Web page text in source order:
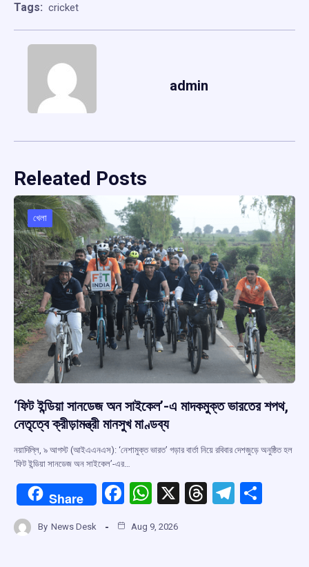
Tags: cricket
admin
Releated Posts
খেলা
‘ফিট ইন্ডিয়া সানডেজ অন সাইকেল’-এ মাদকমুক্ত ভারতের শপথ,
নেতৃত্বে ক্রীড়ামন্ত্রী মানসুখ মাণ্ডব্য
নয়াদিল্লি, ৯ আগস্ট (আইএএনএস): ‘নেশামুক্ত ভারত’ গড়ার বার্তা নিয়ে রবিবার দেশজুড়ে অনুষ্ঠিত হল
‘ফিট ইন্ডিয়া সানডেজ অন সাইকেল’-এর…
Share
F
ce
W
at
X
T
T
By News Desk Aug 9, 2026